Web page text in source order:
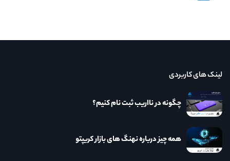
لینک های کاربردی
چگونه در نااریب ثبت نام کنیم؟
همه چیز درباره نهنگ های بازار کریپتو